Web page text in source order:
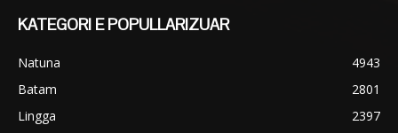
KATEGORI E POPULLARIZUAR
Natuna
4943
Batam
2801
Lingga
2397